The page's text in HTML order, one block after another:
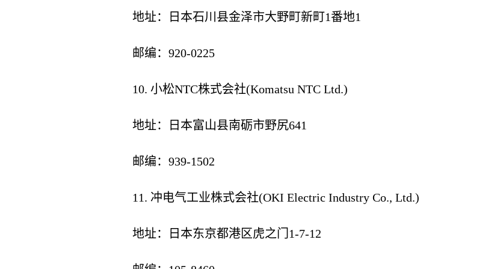
地址：日本石川县金泽市大野町新町1番地1
邮编：920-0225
10. 小松NTC株式会社(Komatsu NTC Ltd.)
地址：日本富山县南砺市野尻641
邮编：939-1502
11. 冲电气工业株式会社(OKI Electric Industry Co., Ltd.)
地址：日本东京都港区虎之门1-7-12